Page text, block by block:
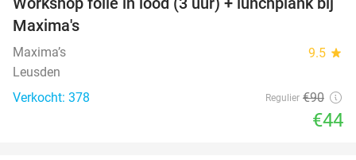
51%
Maxima's
Maxima’s 9.5 star
Leusden
Verkocht: 378
Regulier €90
€44